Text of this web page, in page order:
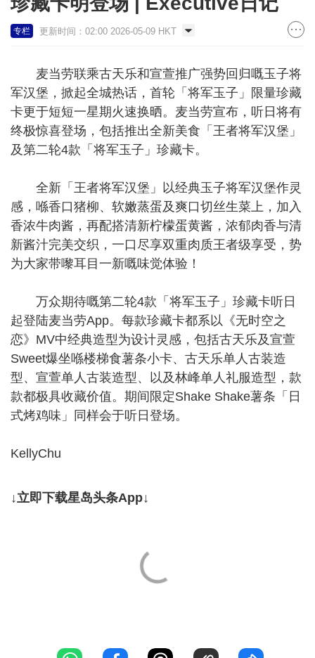
专栏 更新时间：02:00 2026-05-09 HKT
麦当劳联乘古天乐和宣萱推广强势回归嘅玉子将
军汉堡，掀起全城热话，首轮「将军玉子」限量珍藏
卡更于短短一星期火速换晒。麦当劳宣布，听日将有
终极惊喜登场，包括推出全新美食「王者将军汉堡」
及第二轮4款「将军玉子」珍藏卡。
全新「王者将军汉堡」以经典玉子将军汉堡作灵
感，喺香口猪柳、软嫩蒸蛋及爽口切丝生菜上，加入
香浓牛肉酱，再配搭清新柠檬蛋黄酱，浓郁肉香与清
新酱汁完美交织，一口尽享双重肉质王者级享受，势
为大家带嚟耳目一新嘅味觉体验！
万众期待嘅第二轮4款「将军玉子」珍藏卡听日
起登陆麦当劳App。每款珍藏卡都系以《无时空之
恋》MV中经典造型为设计灵感，包括古天乐及宣萱
Sweet爆坐喺楼梯食薯条小卡、古天乐单人古装造
型、宣萱单人古装造型、以及林峰单人礼服造型，款
款都极具收藏价值。期间限定Shake Shake薯条「日
式烤鸡味」同样会于听日登场。
KellyChu
↓立即下载星岛头条App↓